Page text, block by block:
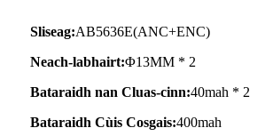
Sliseag:AB5636E(ANC+ENC)
Neach-labhairt:Φ13MM * 2
Bataraidh nan Cluas-cinn:40mah * 2
Bataraidh Cùis Cosgais:400mah